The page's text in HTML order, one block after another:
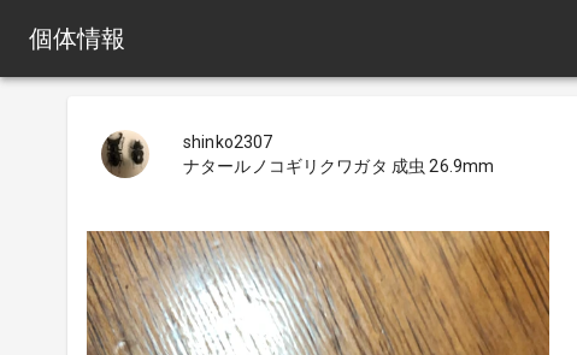
個体情報
shinko2307
ナタールノコギリクワガタ 成虫 26.9mm